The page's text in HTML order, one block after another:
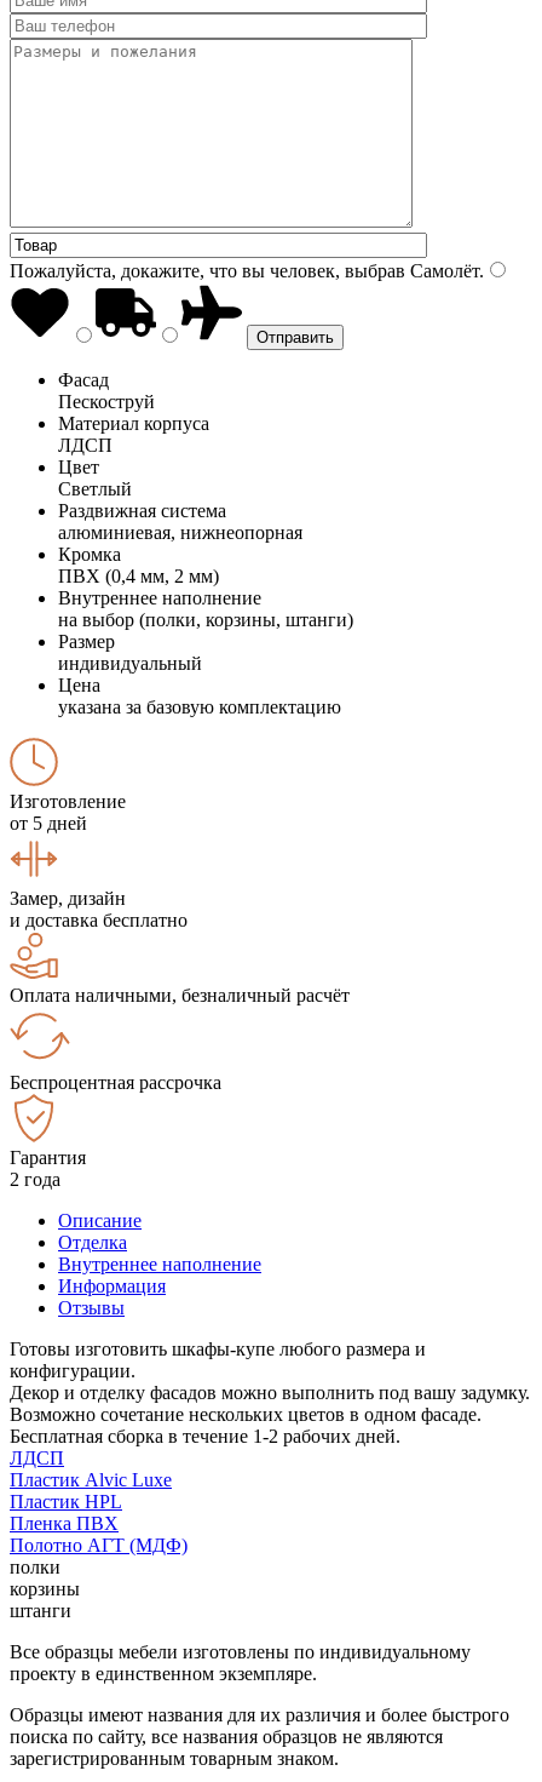
Пожалуйста, докажите, что вы человек, выбрав Самолёт.
Фасад
Пескоструй
Материал корпуса
ЛДСП
Цвет
Светлый
Раздвижная система
алюминиевая, нижнеопорная
Кромка
ПВХ (0,4 мм, 2 мм)
Внутреннее наполнение
на выбор (полки, корзины, штанги)
Размер
индивидуальный
Цена
указана за базовую комплектацию
Изготовление
от 5 дней
Замер, дизайн
и доставка бесплатно
Оплата наличными, безналичный расчёт
Беспроцентная рассрочка
Гарантия
2 года
Описание
Отделка
Внутреннее наполнение
Информация
Отзывы
Готовы изготовить шкафы-купе любого размера и
конфигурации.
Декор и отделку фасадов можно выполнить под вашу задумку.
Возможно сочетание нескольких цветов в одном фасаде.
Бесплатная сборка в течение 1-2 рабочих дней.
ЛДСП
Пластик Alvic Luxe
Пластик HPL
Пленка ПВХ
Полотно АГТ (МДФ)
полки
корзины
штанги
Все образцы мебели изготовлены по индивидуальному
проекту в единственном экземпляре.
Образцы имеют названия для их различия и более быстрого
поиска по сайту, все названия образцов не являются
зарегистрированным товарным знаком.